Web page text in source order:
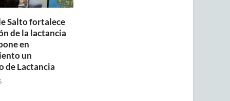
Salto fortalece
de la lactancia
en
un
de Lactancia